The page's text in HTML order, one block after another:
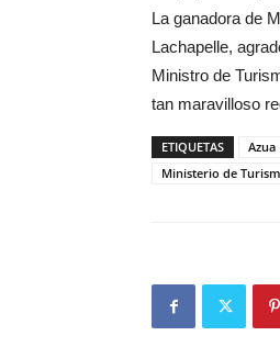
La ganadora de
Lachapelle,
Ministro de
tan maravilloso
ETIQUETAS Azua
Ministerio de